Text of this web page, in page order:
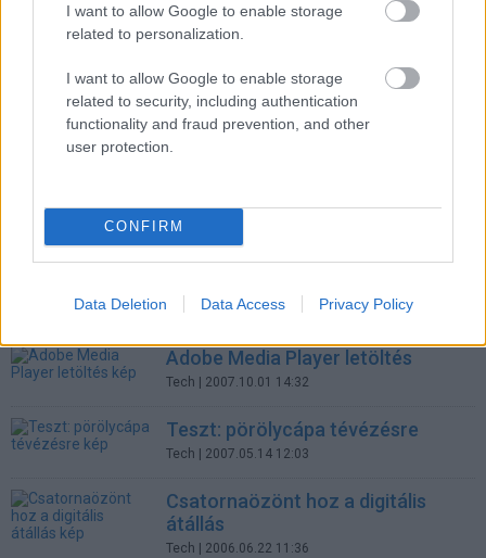
I want to allow Google to enable storage
related to personalization.
I want to allow Google to enable storage
related to security, including authentication
functionality and fraud prevention, and other
user protection.
CONFIRM
Data Deletion Data Access Privacy Policy
| 2010.02.03 10:34
Digitális műsorszórás az m2-n
Tech | 2008.08.04 09:14
A digitálisra várva
NHH: problémás pontszámítás
Tech | 2007.12.05 12:53
Adobe Media Player letöltés
Tech | 2007.10.01 14:32
Teszt: pörölycápa tévézésre
Tech | 2007.05.14 12:03
Csatornaözönt hoz a digitális
átállás
Tech | 2006.06.22 11:36